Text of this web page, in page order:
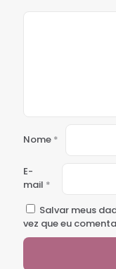
Nome *
E-
mail *
Salvar meus
vez que eu